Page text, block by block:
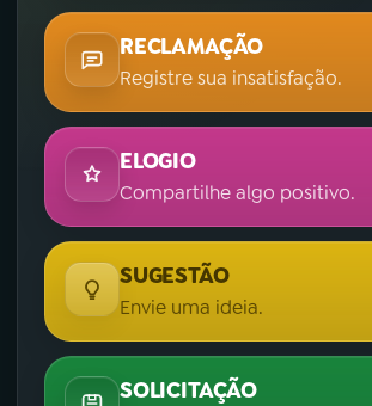
RECLAMAÇÃO
Registre sua insatisfação.
ELOGIO
Compartilhe algo positivo.
SUGESTÃO
Envie uma ideia.
SOLICITAÇÃO